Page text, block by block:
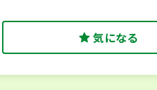
気になる